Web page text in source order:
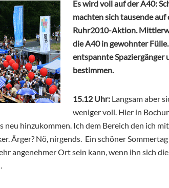
Es wird voll auf der A40:
machten sich tausende
Ruhr2010-Aktion.
die A40 in gewohnter
entspannte Spaziergänger
bestimmen.
15.12 Uhr: Langsam aber
weniger voll. Hier in
neu hinzukommen. Ich dem Bereich den ich
Ärger? Nö, nirgends. Ein schöner
angenehmer Ort sein kann, wenn ihn sich